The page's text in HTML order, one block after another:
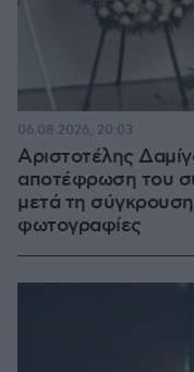
Αριστοτέλης
αποτέφρωση του
μετά τη
φωτογραφίες
06.08.2026, 20:03